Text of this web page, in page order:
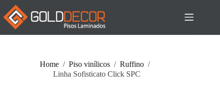
Pular
para
conteúdo
Home / Piso vinílicos / Ruffino /
Linha Sofisticato Click SPC